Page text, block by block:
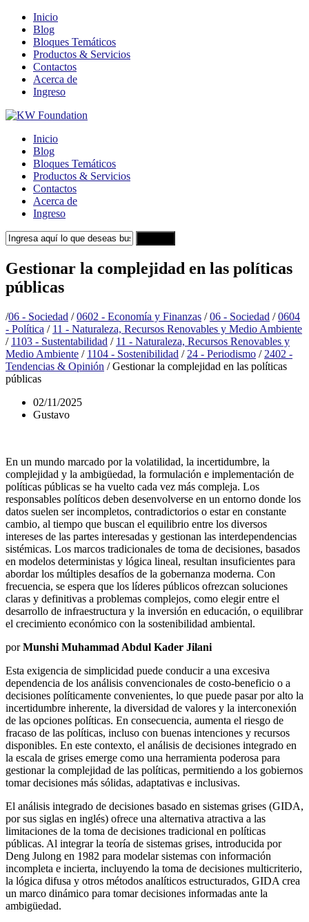
Inicio
Blog
Bloques Temáticos
Productos & Servicios
Contactos
Acerca de
Ingreso
Inicio
Blog
Bloques Temáticos
Productos & Servicios
Contactos
Acerca de
Ingreso
Gestionar la complejidad en las políticas
públicas
/06 - Sociedad / 0602 - Economía y Finanzas / 06 - Sociedad / 0604
- Política / 11 - Naturaleza, Recursos Renovables y Medio Ambiente
/ 1103 - Sustentabilidad / 11 - Naturaleza, Recursos Renovables y
Medio Ambiente / 1104 - Sostenibilidad / 24 - Periodismo / 2402 -
Tendencias & Opinión /Gestionar la complejidad en las políticas
públicas
02/11/2025
Gustavo
En un mundo marcado por la volatilidad, la incertidumbre, la
complejidad y la ambigüedad, la formulación e implementación de
políticas públicas se ha vuelto cada vez más compleja. Los
responsables políticos deben desenvolverse en un entorno donde los
datos suelen ser incompletos, contradictorios o estar en constante
cambio, al tiempo que buscan el equilibrio entre los diversos
intereses de las partes interesadas y gestionan las interdependencias
sistémicas. Los marcos tradicionales de toma de decisiones, basados ​​
en modelos deterministas y lógica lineal, resultan insuficientes para
abordar los múltiples desafíos de la gobernanza moderna. Con
frecuencia, se espera que los líderes públicos ofrezcan soluciones
claras y definitivas a problemas complejos, como elegir entre el
desarrollo de infraestructura y la inversión en educación, o equilibrar
el crecimiento económico con la sostenibilidad ambiental.
porMunshi Muhammad Abdul Kader Jilani
Esta exigencia de simplicidad puede conducir a una excesiva
dependencia de los análisis convencionales de costo-beneficio o a
decisiones políticamente convenientes, lo que puede pasar por alto la
incertidumbre inherente, la diversidad de valores y la interconexión
de las opciones políticas. En consecuencia, aumenta el riesgo de
fracaso de las políticas, incluso con buenas intenciones y recursos
disponibles. En este contexto, el análisis de decisiones integrado en
la escala de grises emerge como una herramienta poderosa para
gestionar la complejidad de las políticas, permitiendo a los gobiernos
tomar decisiones más sólidas, adaptativas e inclusivas.
El análisis integrado de decisiones basado en sistemas grises (GIDA,
por sus siglas en inglés) ofrece una alternativa atractiva a las
limitaciones de la toma de decisiones tradicional en políticas
públicas. Al integrar la teoría de sistemas grises, introducida por
Deng Julong en 1982 para modelar sistemas con información
incompleta e incierta, incluyendo la toma de decisiones multicriterio,
la lógica difusa y otros métodos analíticos estructurados, GIDA crea
un marco dinámico para tomar decisiones informadas ante la
ambigüedad.